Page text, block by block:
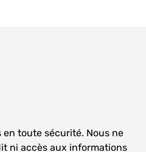
toute sécurité. Nous ne
ni accès aux informations